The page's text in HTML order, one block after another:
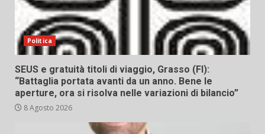
Politica
SEUS e gratuità titoli di viaggio, Grasso (FI):
“Battaglia portata avanti da un anno. Bene le
aperture, ora si risolva nelle variazioni di bilancio”
8 Agosto 2026